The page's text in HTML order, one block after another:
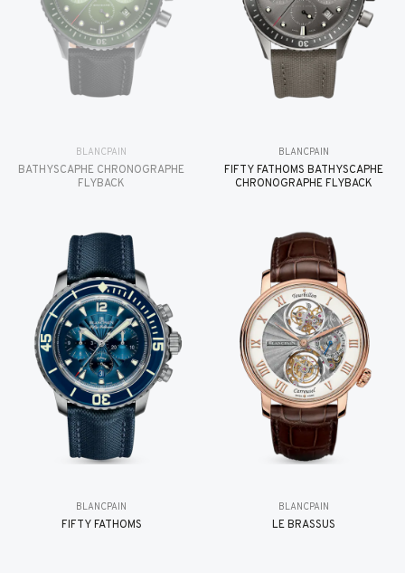
BLANCPAIN
BATHYSCAPHE CHRONOGRAPHE
FLYBACK
BLANCPAIN
FIFTY FATHOMS BATHYSCAPHE
CHRONOGRAPHE FLYBACK
BLANCPAIN
FIFTY FATHOMS
BLANCPAIN
LE BRASSUS